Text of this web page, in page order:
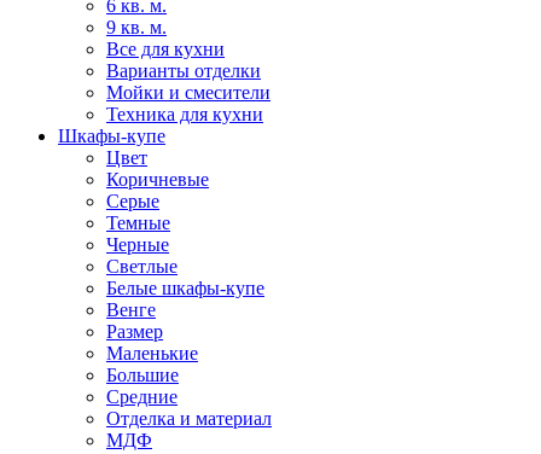
6 кв. м.
9 кв. м.
Все для кухни
Варианты отделки
Мойки и смесители
Техника для кухни
Шкафы-купе
Цвет
Коричневые
Серые
Темные
Черные
Светлые
Белые шкафы-купе
Венге
Размер
Маленькие
Большие
Средние
Отделка и материал
МДФ